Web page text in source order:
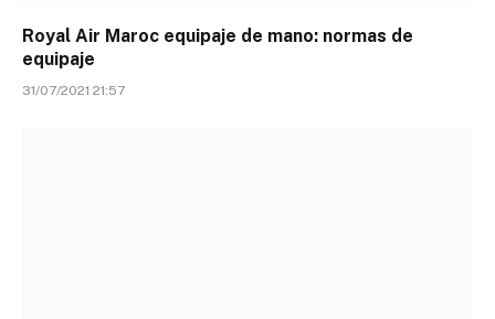
Royal Air Maroc equipaje de mano: normas de
equipaje
31/07/2021 21:57